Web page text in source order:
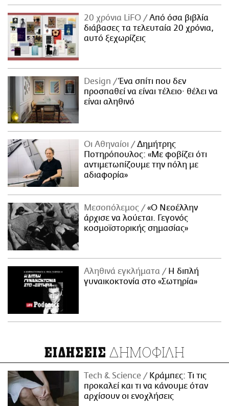
20 χρόνια LiFO
Από όσα βιβλία
διάβασες τα τελευταία 20 χρόνια,
αυτό ξεχωρίζεις
Design
Ένα σπίτι που δεν
προσπαθεί να είναι τέλειο· θέλει να
είναι αληθινό
Οι Αθηναίοι
Δημήτρης
Ποτηρόπουλος: «Με φοβίζει ότι
αντιμετωπίζουμε την πόλη με
αδιαφορία»
Μεσοπόλεμος
«Ο Νεοέλλην
άρχισε να λούεται. Γεγονός
κοσμοϊστορικής σημασίας»
Αληθινά εγκλήματα
Η διπλή
γυναικοκτονία στο «Σωτηρία»
ΕΙΔΗΣΕΙΣ ΔΗΜΟΦΙΛΗ
Τech & Science
Κράμπες: Τι τις
προκαλεί και τι να κάνουμε όταν
αρχίσουν οι ενοχλήσεις